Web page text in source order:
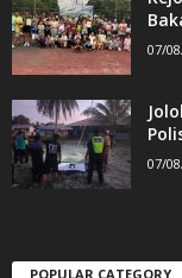
07/
07/
POPULAR CATEGORY